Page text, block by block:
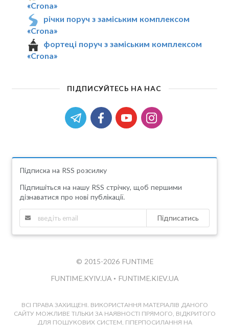
«Crona»
річки поруч з заміським комплексом
«Crona»
фортеці поруч з заміським комплексом
«Crona»
ПІДПИСУЙТЕСЬ НА НАС
Підписка на RSS розсилку
Підпишіться на нашу RSS стрічку, щоб першими
дізнаватися про нові публікації.
Підписатись
© 2015-2026 FUNTIME
FUNTIME.KYIV.UA • FUNTIME.KIEV.UA
ВСІ ПРАВА ЗАХИЩЕНІ. ВИКОРИСТАННЯ МАТЕРІАЛІВ ДАНОГО
САЙТУ МОЖЛИВЕ ТІЛЬКИ ЗА НАЯВНОСТІ ПРЯМОГО, ВІДКРИТОГО
ДЛЯ ПОШУКОВИХ СИСТЕМ, ГІПЕРПОСИЛАННЯ НА